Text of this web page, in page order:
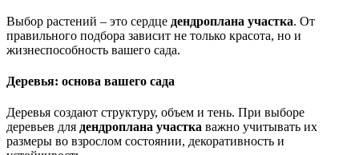
Выбор растений – это сердце дендроплана участка. От
правильного подбора зависит не только красота, но и
жизнеспособность вашего сада.
Деревья: основа вашего сада
Деревья создают структуру, объем и тень. При выборе
деревьев для дендроплана участка важно учитывать их
размеры во взрослом состоянии, декоративность и